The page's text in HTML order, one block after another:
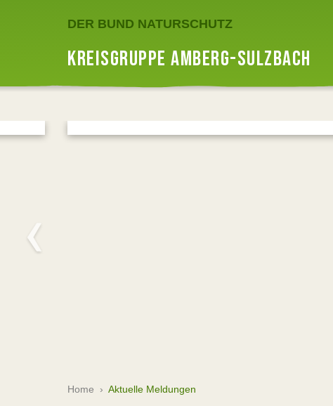
DER BUND NATURSCHUTZ
KREISGRUPPE AMBERG-SULZBACH
Home › Aktuelle Meldungen